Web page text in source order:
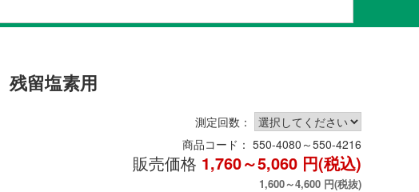
留塩素用
測定回数：
商品コード： 550-4080～550-4216
販売価格 1,760～5,060 円(税込)
1,600～4,600 円(税抜)